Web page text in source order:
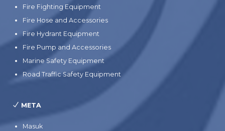
Fire Fighting Equipment
Fire Hose and Accessories
Fire Hydrant Equipment
Fire Pump and Accessories
Marine Safety Equipment
Road Traffic Safety Equipment
META
Masuk